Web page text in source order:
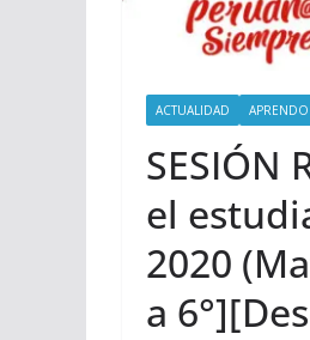
ACTUALIDAD
SESIÓN
el
2020
a